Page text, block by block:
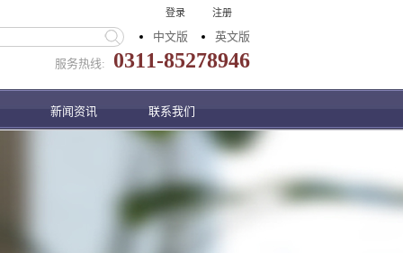
服务热线: 0311-85278946
中文版 英文版
登录 注册
新闻资讯 联系我们